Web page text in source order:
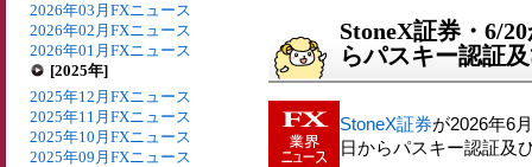
2026年03月FXニュース
2026年02月FXニュース
2026年01月FXニュース
[2025年]
2025年12月FXニュース
2025年11月FXニュース
2025年10月FXニュース
2025年09月FXニュース
StoneX証券・6/
らパスキー認証
StoneX証券が2026年6
日からパスキー認証及